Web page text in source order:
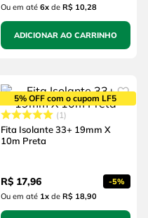
Ou em até 6xde R$ 10,28
ADICIONAR AO CARRINHO
5% OFF com o cupom LF5
1
Fita Isolante 33+ 19mm X
10m Preta
R$ 17,96 -5%
Ou em até 1xde R$ 18,90